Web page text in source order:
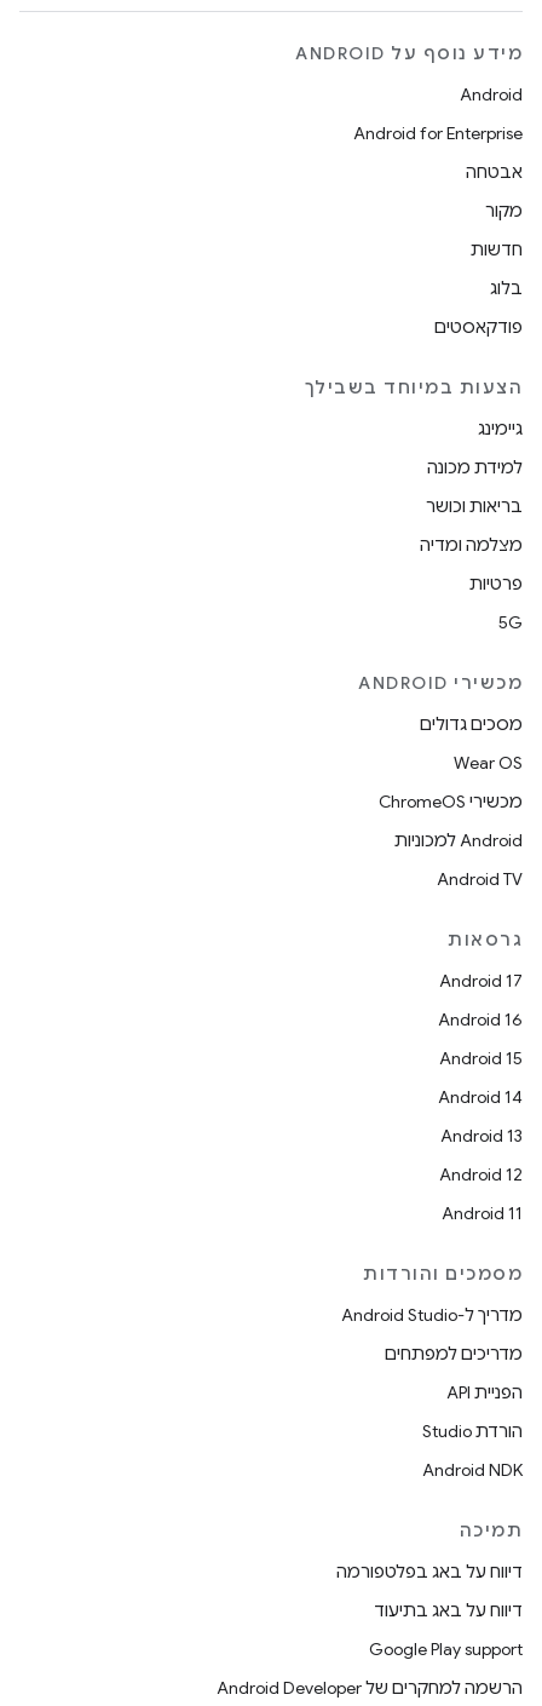
מידע נוסף על ANDROID
Android
Android for Enterprise
אבטחה
מקור
חדשות
בלוג
פודקאסטים
הצעות במיוחד בשבילך
גיימינג
למידת מכונה
בריאות וכושר
מצלמה ומדיה
פרטיות
5G
מכשירי ANDROID
מסכים גדולים
Wear OS
מכשירי ChromeOS
Android למכוניות
Android TV
גרסאות
Android 17
Android 16
Android 15
Android 14
Android 13
Android 12
Android 11
מסמכים והורדות
מדריך ל-Android Studio
מדריכים למפתחים
הפניית API
הורדת Studio
Android NDK
תמיכה
דיווח על באג בפלטפורמה
דיווח על באג בתיעוד
Google Play support
הרשמה למחקרים של Android Developer